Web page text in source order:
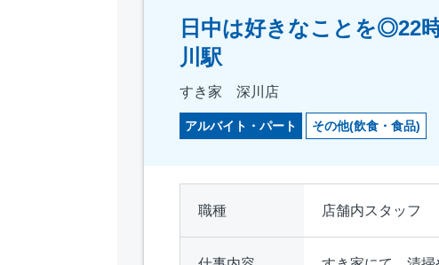
日中は好きなことを◎22
川駅
すき家 深川店
アルバイト・パート その他(飲食・食品)
職種 店舗内スタッフ